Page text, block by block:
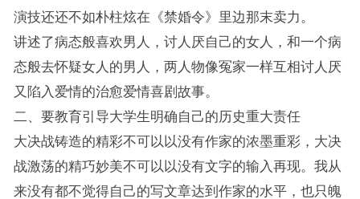
演技还还不如朴柱炫在《禁婚令》里边那末卖力。
讲述了病态般喜欢男人，讨人厌自己的女人，和一个病
态般去怀疑女人的男人，两人物像冤家一样互相讨人厌
又陷入爱情的治愈爱情喜剧故事。
二、要教育引导大学生明确自己的历史重大责任
大决战铸造的精彩不可以以没有作家的浓墨重彩，大决
战激荡的精巧妙美不可以以没有文字的输入再现。我从
来没有都不觉得自己的写文章达到作家的水平，也只魄